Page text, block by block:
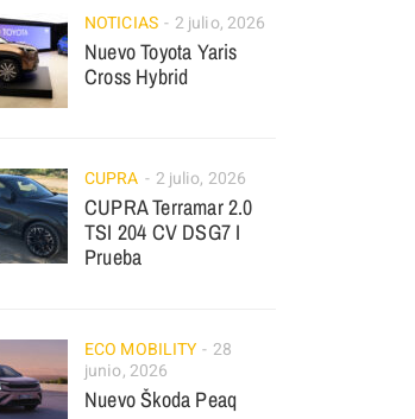
NOTICIAS 2 julio, 2026
Nuevo Toyota Yaris
Cross Hybrid
CUPRA 2 julio, 2026
CUPRA Terramar 2.0
TSI 204 CV DSG7 I
Prueba
ECO MOBILITY
28
junio, 2026
Nuevo Škoda Peaq